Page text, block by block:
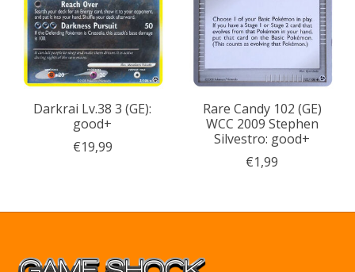
Darkrai Lv.38 3 (GE):
good+
€19,99
Rare Candy 102 (GE)
WCC 2009 Stephen
Silvestro: good+
€1,99